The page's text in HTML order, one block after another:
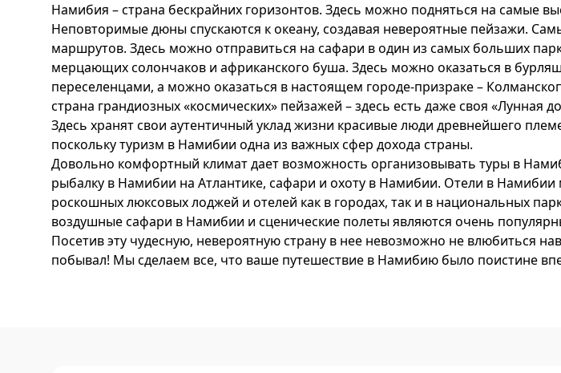
Намибия – страна бескрайних горизонтов. Здесь можно подняться на самые
Неповторимые дюны спускаются к океану, создавая невероятные пейзажи.
маршрутов. Здесь можно отправиться на сафари в один из самых больших
мерцающих солончаков и африканского буша. Здесь можно оказаться в
переселенцами, а можно оказаться в настоящем городе-призраке –
страна грандиозных «космических» пейзажей – здесь есть даже своя
Здесь хранят свои аутентичный уклад жизни красивые люди древнейшего
поскольку туризм в Намибии одна из важных сфер дохода страны.
Довольно комфортный климат дает возможность организовывать туры в
рыбалку в Намибии на Атлантике, сафари и охоту в Намибии. Отели в
роскошных люксовых лоджей и отелей как в городах, так и в национальных
воздушные сафари в Намибии и сценические полеты являются очень
Посетив эту чудесную, невероятную страну в нее невозможно не влюбиться
побывал! Мы сделаем все, что ваше путешествие в Намибию было поистине